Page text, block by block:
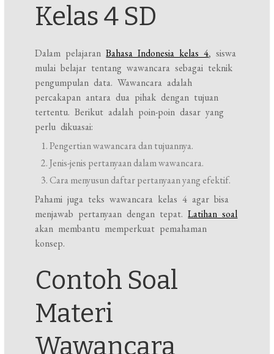
Kelas 4 SD
Dalam pelajaranBahasa Indonesia kelas 4, siswa
mulai belajar tentang wawancara sebagai teknik
pengumpulan data. Wawancara adalah
percakapan antara dua pihak dengan tujuan
tertentu. Berikut adalah poin-poin dasar yang
perlu dikuasai:
Pengertian wawancara dan tujuannya.
Jenis-jenis pertanyaan dalam wawancara.
Cara menyusun daftar pertanyaan yang efektif.
Pahami juga teks wawancara kelas 4 agar bisa
menjawab pertanyaan dengan tepat.Latihan soal
akan membantu memperkuat pemahaman
konsep.
Contoh Soal
Materi
Wawancara